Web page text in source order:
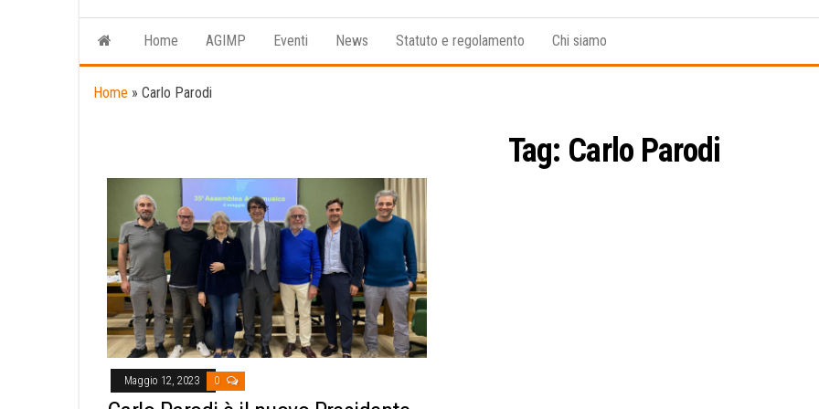
Home AGIMP Eventi News Statuto e regolamento Chi siamo
Home » Carlo Parodi
Tag: Carlo Parodi
Maggio 12, 2023 0